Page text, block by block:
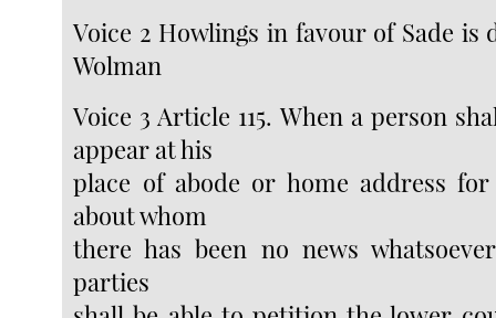
Voice 2 Howlings in favour of Sade is
Wolman
Voice 3 Article 115. When a person
appear at his
place of abode or home address
about whom
there has been no news
parties